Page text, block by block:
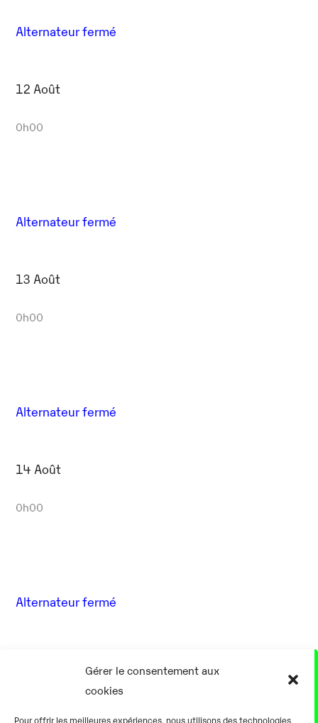
Gérer le consentement aux
cookies
Pour offrir les meilleures expériences, nous utilisons des technologies
Alternateur fermé
12 Août
0h00
Alternateur fermé
13 Août
0h00
Alternateur fermé
14 Août
0h00
Alternateur fermé